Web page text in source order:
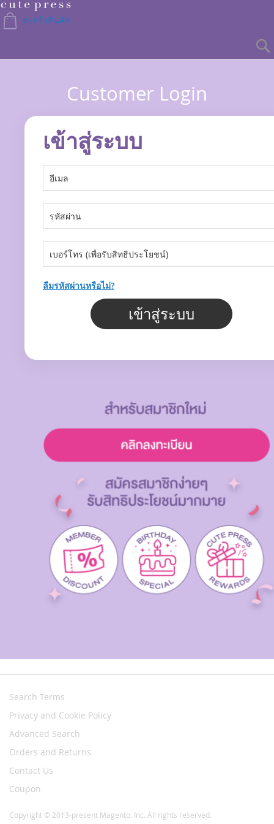
Skip
to
Content
ตะกร้าสินค้า
Customer Login
เข้าสู่ระบบ
ลืมรหัสผ่านหรือไม่?
เข้าสู่ระบบ
Search Terms
Privacy and Cookie Policy
Advanced Search
Orders and Returns
Contact Us
Coupon
Copyright © 2013-present Magento, Inc. All rights reserved.